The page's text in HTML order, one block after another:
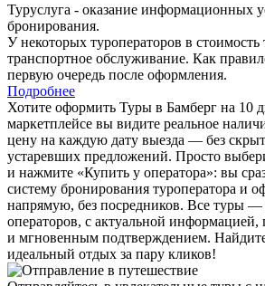
Туруслуга - оказание информационных
бронирования.
У некоторых туроператоров в стоимость
транспортное обслуживание. Как
первую очередь после оформления.
Подробнее
Хотите оформить Туры в Бамберг на 10
маркетплейсе вы видите реальное
цену на каждую дату выезда — без
устаревших предложений. Просто
и нажмите «Купить у оператора»: вы
систему бронирования туроператора и
напрямую, без посредников. Все туры
операторов, с актуальной
и мгновенным подтверждением.
идеальный отдых за пару кликов!